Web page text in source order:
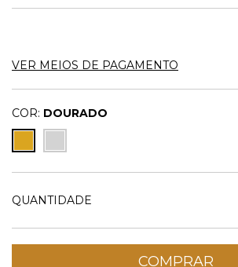
VER MEIOS DE PAGAMENTO
COR: DOURADO
QUANTIDADE